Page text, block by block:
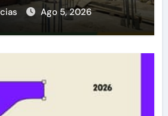
Ago 5, 2026